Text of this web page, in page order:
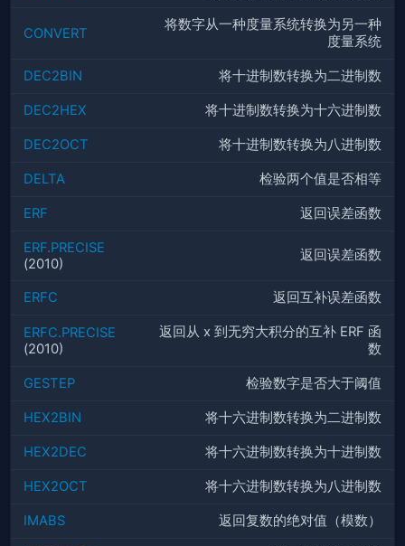
CONVERT
将数字从一种度量系统转换为另一种
度量系统
DEC2BIN 将十进制数转换为二进制数
DEC2HEX 将十进制数转换为十六进制数
DEC2OCT 将十进制数转换为八进制数
DELTA 检验两个值是否相等
ERF 返回误差函数
ERF.PRECISE
(2010)
返回误差函数
ERFC 返回互补误差函数
ERFC.PRECISE
(2010)
返回从 x 到无穷大积分的互补 ERF 函
数
GESTEP 检验数字是否大于阈值
HEX2BIN 将十六进制数转换为二进制数
HEX2DEC 将十六进制数转换为十进制数
HEX2OCT 将十六进制数转换为八进制数
IMABS 返回复数的绝对值（模数）